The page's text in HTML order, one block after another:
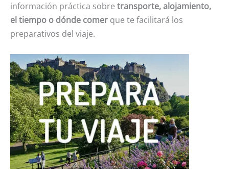
información práctica sobre transporte, alojamiento,
el tiempo o dónde comer que te facilitará los
preparativos del viaje.